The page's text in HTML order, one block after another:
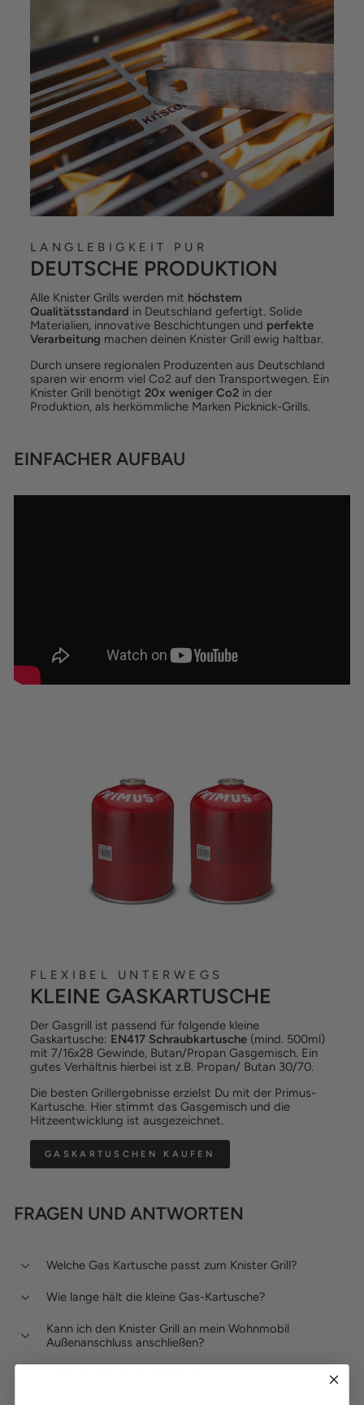
LANGLEBIGKEIT PUR
DEUTSCHE PRODUKTION
Alle Knister Grills werden mit höchstem
Qualitätsstandard in Deutschland gefertigt. Solide
Materialien, innovative Beschichtungen und perfekte
Verarbeitung machen deinen Knister Grill ewig haltbar.
Durch unsere regionalen Produzenten aus Deutschland
sparen wir enorm viel Co2 auf den Transportwegen. Ein
Knister Grill benötigt 20x weniger Co2 in der
Produktion, als herkömmliche Marken Picknick-Grills.
EINFACHER AUFBAU
FLEXIBEL UNTERWEGS
KLEINE GASKARTUSCHE
Der Gasgrill ist passend für folgende kleine
Gaskartusche: EN417 Schraubkartusche (mind. 500ml)
mit 7/16x28 Gewinde, Butan/Propan Gasgemisch. Ein
gutes Verhältnis hierbei ist z.B. Propan/ Butan 30/70.
Die besten Grillergebnisse erzielst Du mit der Primus-
Kartusche. Hier stimmt das Gasgemisch und die
Hitzeentwicklung ist ausgezeichnet.
GASKARTUSCHEN KAUFEN
FRAGEN UND ANTWORTEN
Welche Gas Kartusche passt zum Knister Grill?
Wie lange hält die kleine Gas-Kartusche?
Kann ich den Knister Grill an mein Wohnmobil
Außenanschluss anschließen?